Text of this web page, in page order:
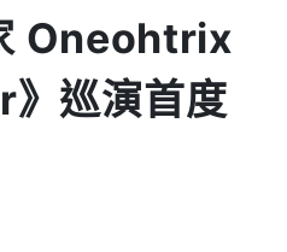
Oneohtrix
巡演首度